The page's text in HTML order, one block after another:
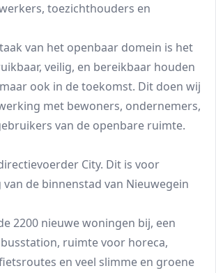
toezichthouders en
van het openbaar domein is het
veilig, en bereikbaar houden
ook in de toekomst. Dit doen wij
met bewoners, ondernemers,
van de openbare ruimte.
City. Dit is voor
de binnenstad van Nieuwegein
2200 nieuwe woningen bij, een
ruimte voor horeca,
en veel slimme en groene